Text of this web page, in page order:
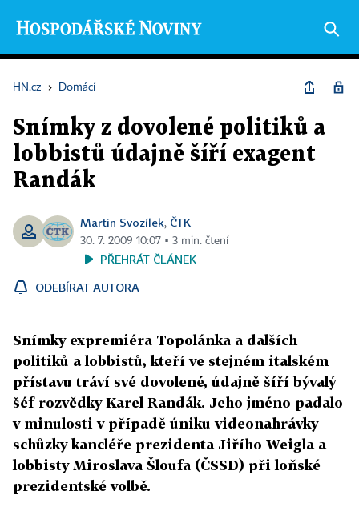
HN.cz › Domácí
Snímky z dovolené politiků a
lobbistů údajně šíří exagent
Randák
Martin Svozílek, ČTK
30. 7. 2009 10:07 ▪ 3 min. čtení
PŘEHRÁT ČLÁNEK
ODEBÍRAT AUTORA
Snímky expremiéra Topolánka a dalších
politiků a lobbistů, kteří ve stejném italském
přístavu tráví své dovolené, údajně šíří bývalý
šéf rozvědky Karel Randák. Jeho jméno padalo
v minulosti v případě úniku videonahrávky
schůzky kancléře prezidenta Jiřího Weigla a
lobbisty Miroslava Šloufa (ČSSD) při loňské
prezidentské volbě.